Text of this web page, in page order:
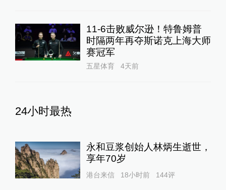
11-6击败威尔逊！特鲁姆普
时隔两年再夺斯诺克上海大师
赛冠军
五星体育 4天前
24小时最热
永和豆浆创始人林炳生逝世，
享年70岁
港台来信 18小时前 144评